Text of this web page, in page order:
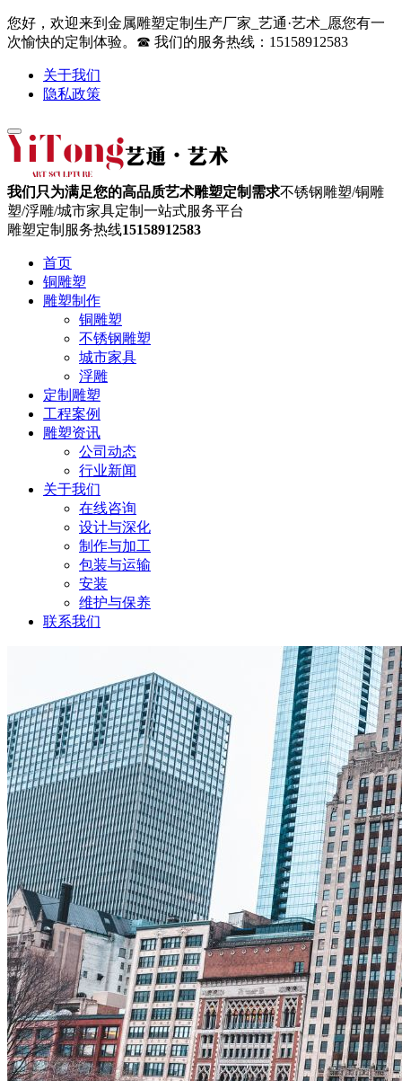
您好，欢迎来到金属雕塑定制生产厂家_艺通·艺术_愿您有一
次愉快的定制体验。☎ 我们的服务热线：15158912583
关于我们
隐私政策
我们只为满足您的高品质艺术雕塑定制需求不锈钢雕塑/铜雕
塑/浮雕/城市家具定制一站式服务平台
雕塑定制服务热线15158912583
首页
铜雕塑
雕塑制作
铜雕塑
不锈钢雕塑
城市家具
浮雕
定制雕塑
工程案例
雕塑资讯
公司动态
行业新闻
关于我们
在线咨询
设计与深化
制作与加工
包装与运输
安装
维护与保养
联系我们